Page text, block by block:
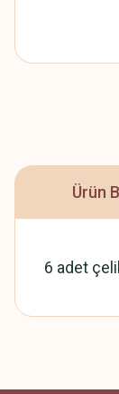
Ürün
6 adet